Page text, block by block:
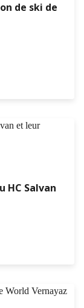
de ski de
HC Salvan